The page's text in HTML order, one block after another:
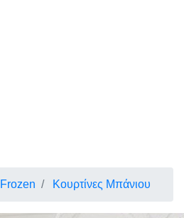
Frozen Κουρτίνες Μπάνιου